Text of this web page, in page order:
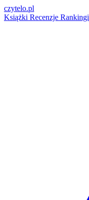
czytelo.pl
Książki Recenzje Rankingi